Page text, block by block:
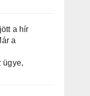
a hír
a
ügye,